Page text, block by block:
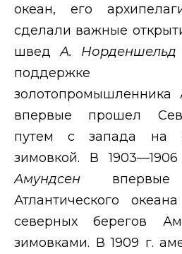
океан, его
сделали важные
шведА. Норденшельд
поддержке
впервые прошел
путем с запада на
зимовкой. В
Амундсен
Атлантического
северных берегов
зимовками. В 1909 г.